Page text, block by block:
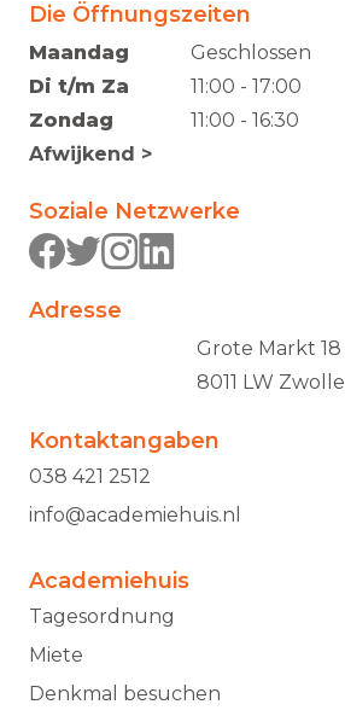
Die Öffnungszeiten
Maandag
Di t/m Za
Zondag
Afwijkend >
Geschlossen
11:00 - 17:00
11:00 - 16:30
Soziale Netzwerke
Adresse
Grote Markt 18
8011 LW Zwolle
Kontaktangaben
038 421 2512
info@academiehuis.nl
Academiehuis
Tagesordnung
Miete
Denkmal besuchen